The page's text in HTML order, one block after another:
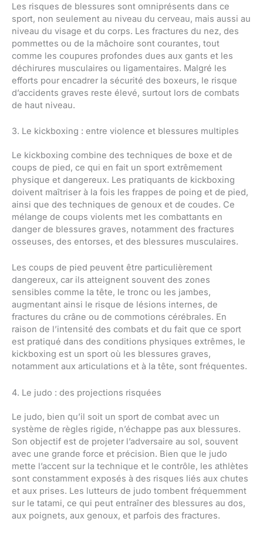
Les risques de blessures sont omniprésents dans ce
sport, non seulement au niveau du cerveau, mais aussi au
niveau du visage et du corps. Les fractures du nez, des
pommettes ou de la mâchoire sont courantes, tout
comme les coupures profondes dues aux gants et les
déchirures musculaires ou ligamentaires. Malgré les
efforts pour encadrer la sécurité des boxeurs, le risque
d’accidents graves reste élevé, surtout lors de combats
de haut niveau.
3. Le kickboxing : entre violence et blessures multiples
Le kickboxing combine des techniques de boxe et de
coups de pied, ce qui en fait un sport extrêmement
physique et dangereux. Les pratiquants de kickboxing
doivent maîtriser à la fois les frappes de poing et de pied,
ainsi que des techniques de genoux et de coudes. Ce
mélange de coups violents met les combattants en
danger de blessures graves, notamment des fractures
osseuses, des entorses, et des blessures musculaires.
Les coups de pied peuvent être particulièrement
dangereux, car ils atteignent souvent des zones
sensibles comme la tête, le tronc ou les jambes,
augmentant ainsi le risque de lésions internes, de
fractures du crâne ou de commotions cérébrales. En
raison de l’intensité des combats et du fait que ce sport
est pratiqué dans des conditions physiques extrêmes, le
kickboxing est un sport où les blessures graves,
notamment aux articulations et à la tête, sont fréquentes.
4. Le judo : des projections risquées
Le judo, bien qu’il soit un sport de combat avec un
système de règles rigide, n’échappe pas aux blessures.
Son objectif est de projeter l’adversaire au sol, souvent
avec une grande force et précision. Bien que le judo
mette l’accent sur la technique et le contrôle, les athlètes
sont constamment exposés à des risques liés aux chutes
et aux prises. Les lutteurs de judo tombent fréquemment
sur le tatami, ce qui peut entraîner des blessures au dos,
aux poignets, aux genoux, et parfois des fractures.